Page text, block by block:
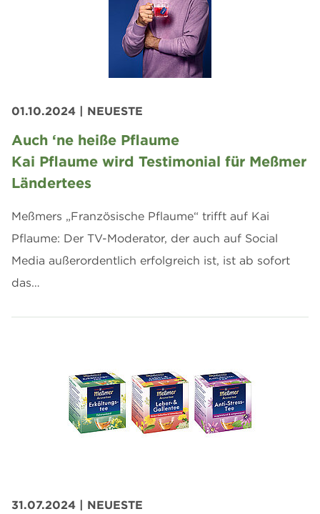
01.10.2024 | NEUESTE
Auch ‘ne heiße Pflaume
Kai Pflaume wird Testimonial für Meßmer
Ländertees
Meßmers „Französische Pflaume“ trifft auf Kai
Pflaume: Der TV-Moderator, der auch auf Social
Media außerordentlich erfolgreich ist, ist ab sofort
das…
31.07.2024 | NEUESTE